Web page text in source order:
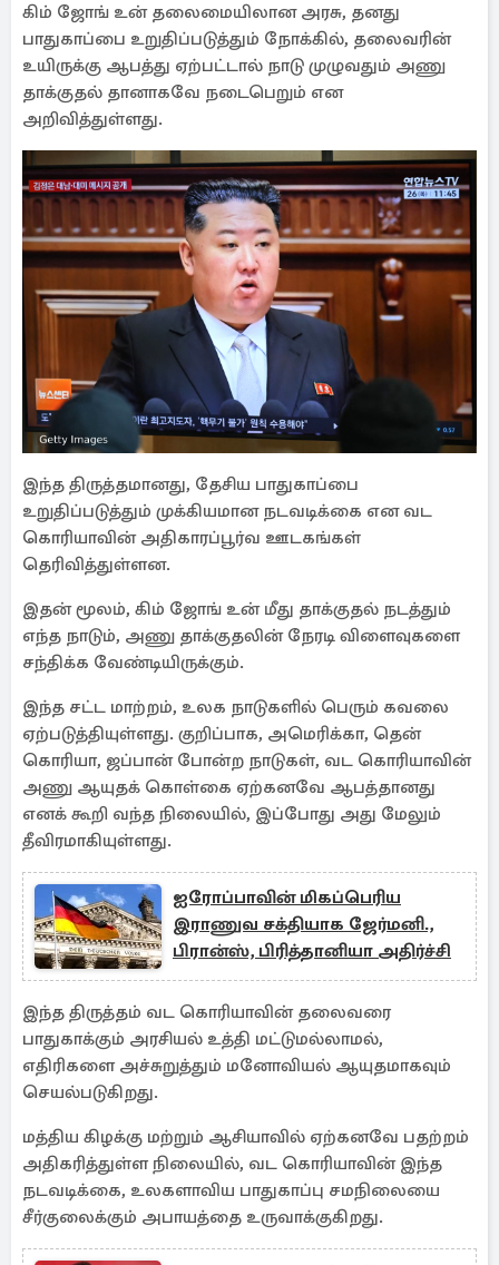
கிம் ஜோங் உன் தலைமையிலான அரசு, தனது
பாதுகாப்பை உறுதிப்படுத்தும் நோக்கில், தலைவரின்
உயிருக்கு ஆபத்து ஏற்பட்டால் நாடு முழுவதும் அணு
தாக்குதல் தானாகவே நடைபெறும் என
அறிவித்துள்ளது.
இந்த திருத்தமானது, தேசிய பாதுகாப்பை
உறுதிப்படுத்தும் முக்கியமான நடவடிக்கை என வட
கொரியாவின் அதிகாரப்பூர்வ ஊடகங்கள்
தெரிவித்துள்ளன.
இதன் மூலம், கிம் ஜோங் உன் மீது தாக்குதல் நடத்தும்
எந்த நாடும், அணு தாக்குதலின் நேரடி விளைவுகளை
சந்திக்க வேண்டியிருக்கும்.
இந்த சட்ட மாற்றம், உலக நாடுகளில் பெரும் கவலை
ஏற்படுத்தியுள்ளது. குறிப்பாக, அமெரிக்கா, தென்
கொரியா, ஜப்பான் போன்ற நாடுகள், வட கொரியாவின்
அணு ஆயுதக் கொள்கை ஏற்கனவே ஆபத்தானது
எனக் கூறி வந்த நிலையில், இப்போது அது மேலும்
தீவிரமாகியுள்ளது.
ஐரோப்பாவின் மிகப்பெரிய
இராணுவ சக்தியாக ஜேர்மனி.,
பிரான்ஸ், பிரித்தானியா அதிர்ச்சி
இந்த திருத்தம் வட கொரியாவின் தலைவரை
பாதுகாக்கும் அரசியல் உத்தி மட்டுமல்லாமல்,
எதிரிகளை அச்சுறுத்தும் மனோவியல் ஆயுதமாகவும்
செயல்படுகிறது.
மத்திய கிழக்கு மற்றும் ஆசியாவில் ஏற்கனவே பதற்றம்
அதிகரித்துள்ள நிலையில், வட கொரியாவின் இந்த
நடவடிக்கை, உலகளாவிய பாதுகாப்பு சமநிலையை
சீர்குலைக்கும் அபாயத்தை உருவாக்குகிறது.